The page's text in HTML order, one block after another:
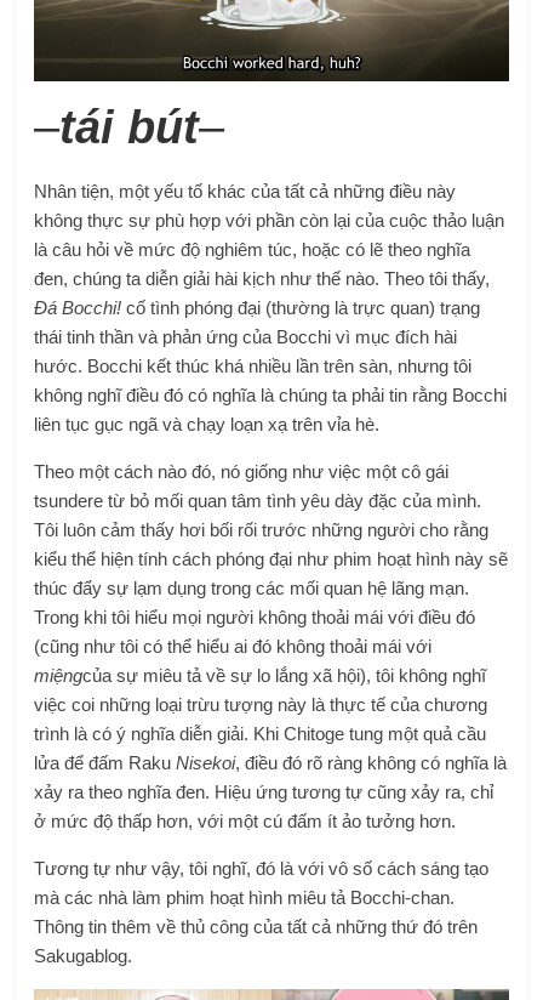
–tái bút–
Nhân tiện, một yếu tố khác của tất cả những điều này
không thực sự phù hợp với phần còn lại của cuộc thảo luận
là câu hỏi về mức độ nghiêm túc, hoặc có lẽ theo nghĩa
đen, chúng ta diễn giải hài kịch như thế nào. Theo tôi thấy,
Đá Bocchi! cố tình phóng đại (thường là trực quan) trạng
thái tinh thần và phản ứng của Bocchi vì mục đích hài
hước. Bocchi kết thúc khá nhiều lần trên sàn, nhưng tôi
không nghĩ điều đó có nghĩa là chúng ta phải tin rằng Bocchi
liên tục gục ngã và chạy loạn xạ trên vỉa hè.
Theo một cách nào đó, nó giống như việc một cô gái
tsundere từ bỏ mối quan tâm tình yêu dày đặc của mình.
Tôi luôn cảm thấy hơi bối rối trước những người cho rằng
kiểu thể hiện tính cách phóng đại như phim hoạt hình này sẽ
thúc đẩy sự lạm dụng trong các mối quan hệ lãng mạn.
Trong khi tôi hiểu mọi người không thoải mái với điều đó
(cũng như tôi có thể hiểu ai đó không thoải mái với
miệngcủa sự miêu tả về sự lo lắng xã hội), tôi không nghĩ
việc coi những loại trừu tượng này là thực tế của chương
trình là có ý nghĩa diễn giải. Khi Chitoge tung một quả cầu
lửa để đấm RakuNisekoi, điều đó rõ ràng không có nghĩa là
xảy ra theo nghĩa đen. Hiệu ứng tương tự cũng xảy ra, chỉ
ở mức độ thấp hơn, với một cú đấm ít ảo tưởng hơn.
Tương tự như vậy, tôi nghĩ, đó là với vô số cách sáng tạo
mà các nhà làm phim hoạt hình miêu tả Bocchi-chan.
Thông tin thêm về thủ công của tất cả những thứ đó trên
Sakugablog.